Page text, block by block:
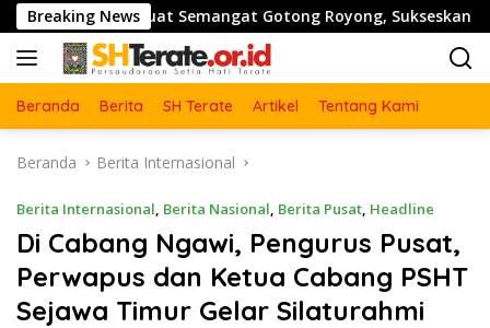
Langsung
ke
konten
Breaking News
Semangat Gotong Royong, Sukseskan Pengecoran
Beranda Berita SH Terate Artikel Tentang Kami
Beranda Berita Internasional
Berita Internasional, Berita Nasional, Berita Pusat, Headline
Di Cabang Ngawi, Pengurus Pusat,
Perwapus dan Ketua Cabang PSHT
Sejawa Timur Gelar Silaturahmi